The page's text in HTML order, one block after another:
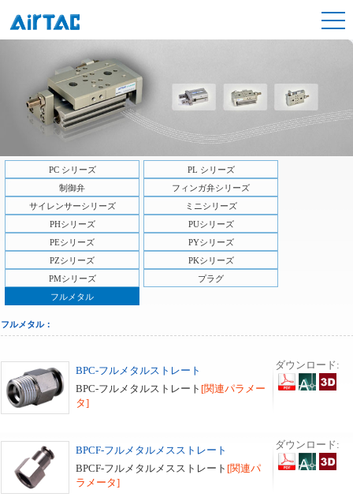
PC シリーズ
PL シリーズ
制御弁
フィンガ弁シリーズ
サイレンサーシリーズ
ミニシリーズ
PHシリーズ
PUシリーズ
PEシリーズ
PYシリーズ
PZシリーズ
PKシリーズ
PMシリーズ
プラグ
フルメタル
フルメタル：
BPC-フルメタルストレート
BPC-フルメタルストレート [関連パラメー
タ]
ダウンロード:
BPCF-フルメタルメスストレート
BPCF-フルメタルメスストレート [関連パ
ラメータ]
ダウンロード: